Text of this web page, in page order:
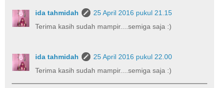
ida tahmidah
25 April 2016 pukul 21.15
Terima kasih sudah mampir....semiga saja :)
ida tahmidah
25 April 2016 pukul 22.00
Terima kasih sudah mampir....semiga saja :)